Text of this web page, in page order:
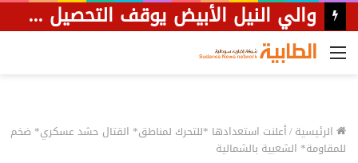
والي النيل الأبيض يوقف التحصيل الورقي ويلزم مركبات النظاميين بالتوقف للتفتيش
القائمة
الرئيسية/أعلنت استعدادها *للتحرك لمناطق* القتال حشد عسكري* ضخم
للمقاومة* الشعبية بالشمالية